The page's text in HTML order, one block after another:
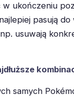
w ukończeniu
pasują do
usuwają
samych